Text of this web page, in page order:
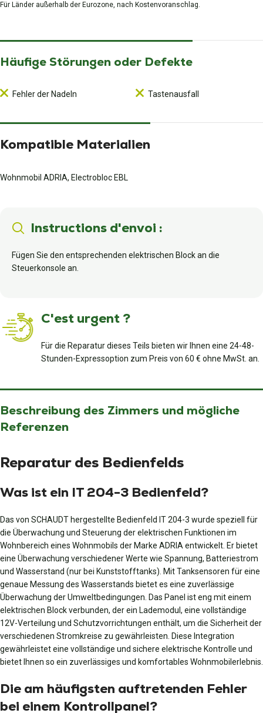
Für Länder außerhalb der Eurozone, nach Kostenvoranschlag.
Häufige Störungen oder Defekte
Fehler der Nadeln Tastenausfall
Kompatible Materialien
Wohnmobil ADRIA, Electrobloc EBL
Instructions d'envoi :
Fügen Sie den entsprechenden elektrischen Block an die
Steuerkonsole an.
C'est urgent ?
Für die Reparatur dieses Teils bieten wir Ihnen eine 24-48-
Stunden-Expressoption zum Preis von 60 € ohne MwSt. an.
Beschreibung des Zimmers und mögliche
Referenzen
Reparatur des Bedienfelds
Was ist ein IT 204-3 Bedienfeld?
Das von SCHAUDT hergestellte Bedienfeld IT 204-3 wurde speziell für
die Überwachung und Steuerung der elektrischen Funktionen im
Wohnbereich eines Wohnmobils der Marke ADRIA entwickelt. Er bietet
eine Überwachung verschiedener Werte wie Spannung, Batteriestrom
und Wasserstand (nur bei Kunststofftanks). Mit Tanksensoren für eine
genaue Messung des Wasserstands bietet es eine zuverlässige
Überwachung der Umweltbedingungen. Das Panel ist eng mit einem
elektrischen Block verbunden, der ein Lademodul, eine vollständige
12V-Verteilung und Schutzvorrichtungen enthält, um die Sicherheit der
verschiedenen Stromkreise zu gewährleisten. Diese Integration
gewährleistet eine vollständige und sichere elektrische Kontrolle und
bietet Ihnen so ein zuverlässiges und komfortables Wohnmobilerlebnis.
Die am häufigsten auftretenden Fehler
bei einem Kontrollpanel?